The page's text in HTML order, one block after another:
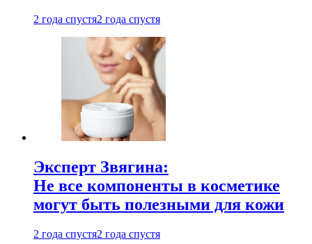
2 года спустя2 года спустя
Эксперт Звягина:
Не все компоненты в косметике
могут быть полезными для кожи
2 года спустя2 года спустя